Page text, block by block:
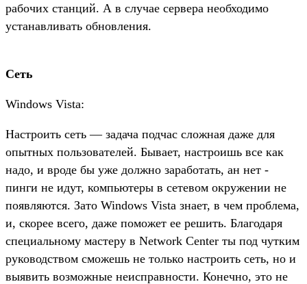
рабочих станций. А в случае сервера необходимо
устанавливать обновления.
Сеть
Windows Vista:
Настроить сеть — задача подчас сложная даже для
опытных пользователей. Бывает, настроишь все как
надо, и вроде бы уже должно заработать, ан нет -
пинги не идут, компьютеры в сетевом окружении не
появляются. Зато Windows Vista знает, в чем проблема,
и, скорее всего, даже поможет ее решить. Благодаря
специальному мастеру в Network Center ты под чутким
руководством сможешь не только настроить сеть, но и
выявить возможные неисправности. Конечно, это не